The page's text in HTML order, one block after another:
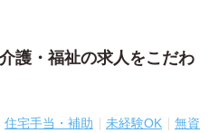
護・福祉の求人をこだわ
住宅手当・補助 未経験OK
無資